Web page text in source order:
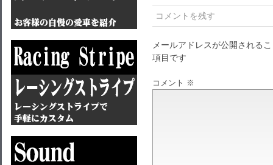
コメントを残す
メールアドレスが公開される
項目です
コメント ※